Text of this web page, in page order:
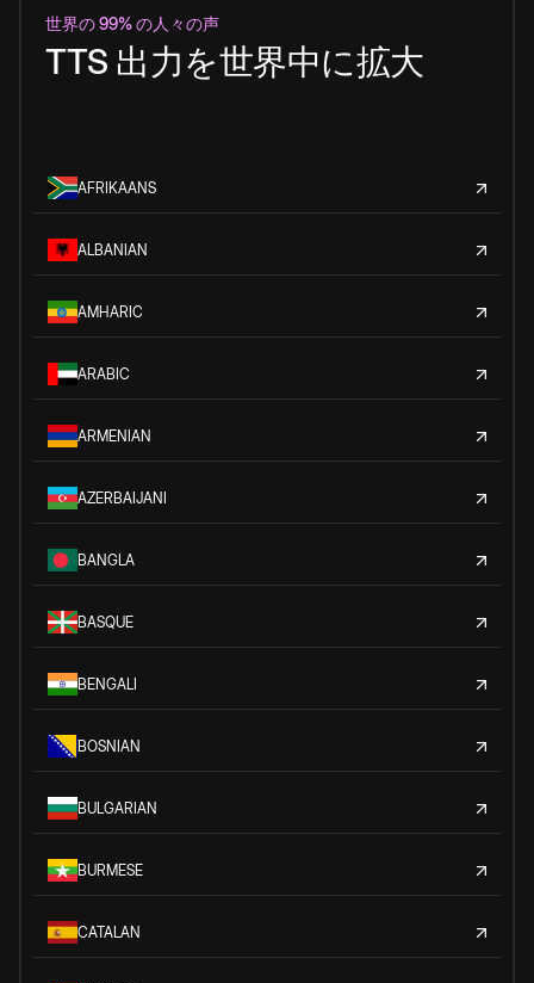
世界の 99% の人々の声
TTS 出力を世界中に拡大
AFRIKAANS
ALBANIAN
AMHARIC
ARABIC
ARMENIAN
AZERBAIJANI
BANGLA
BASQUE
BENGALI
BOSNIAN
BULGARIAN
BURMESE
CATALAN